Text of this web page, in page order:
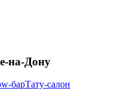
на-Дону
барТату-салон